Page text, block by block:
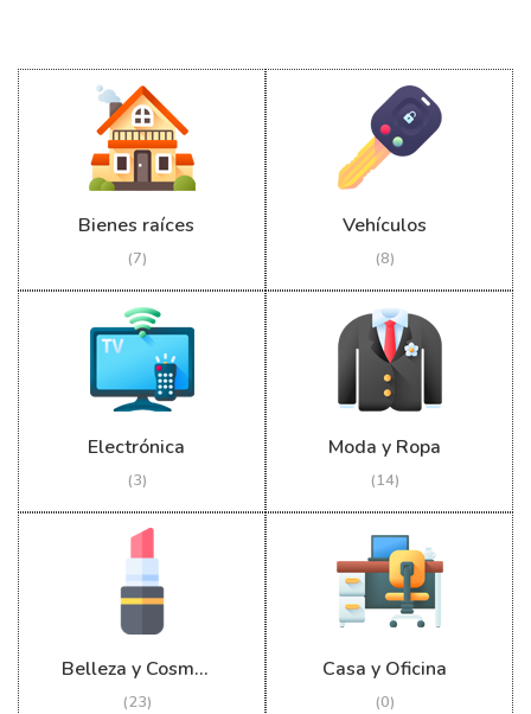
Bienes raíces
(7)
Vehículos
(8)
Electrónica
(3)
Moda y Ropa
(14)
Belleza y Cosmética
(23)
Casa y Oficina
(0)